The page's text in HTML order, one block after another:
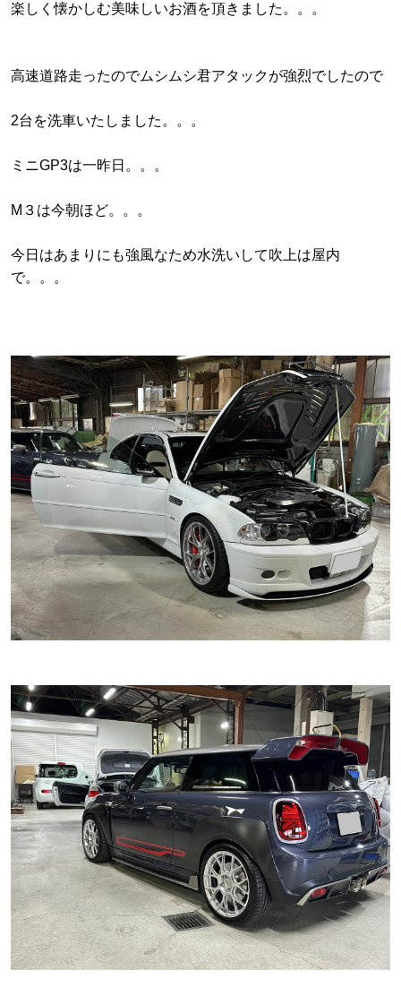
楽しく懐かしむ美味しいお酒を頂きました。。。
高速道路走ったのでムシムシ君アタックが強烈でしたので
2台を洗車いたしました。。。
ミニGP3は一昨日。。。
M３は今朝ほど。。。
今日はあまりにも強風なため水洗いして吹上は屋内
で。。。